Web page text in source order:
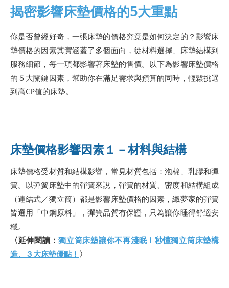
揭密影響床墊價格的5大重點
你是否曾經好奇，一張床墊的價格究竟是如何決定的？影響床
墊價格的因素其實涵蓋了多個面向，從材料選擇、床墊結構到
服務細節，每一項都影響著床墊的售價。以下為影響床墊價格
的５大關鍵因素，幫助你在滿足需求與預算的同時，輕鬆挑選
到高CP值的床墊。
床墊價格影響因素１－材料與結構
床墊價格受材質和結構影響，常見材質包括：泡棉、乳膠和彈
簧。以彈簧床墊中的彈簧來說，彈簧的材質、密度和結構組成
（連結式／獨立筒）都是影響床墊價格的因素，織夢家的彈簧
皆選用「中鋼原料」，彈簧品質有保證，只為讓你睡得舒適安
穩。
〈延伸閱讀：獨立筒床墊讓你不再淺眠！秒懂獨立筒床墊構
造、３大床墊優點！ 〉